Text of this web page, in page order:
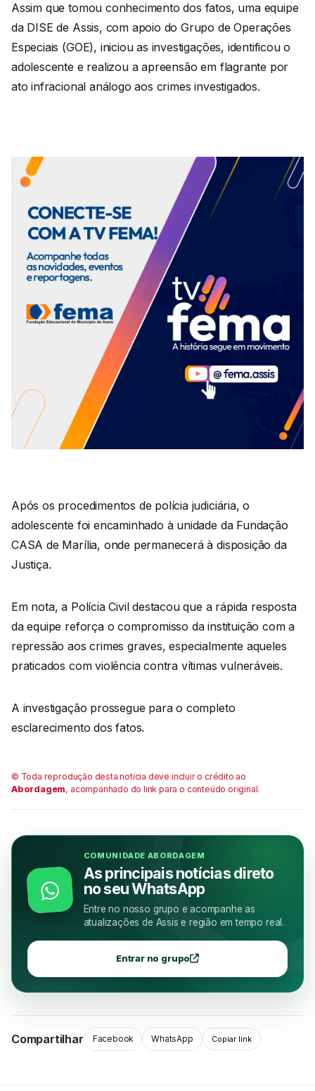
Assim que tomou conhecimento dos fatos, uma equipe
da DISE de Assis, com apoio do Grupo de Operações
Especiais (GOE), iniciou as investigações, identificou o
adolescente e realizou a apreensão em flagrante por
ato infracional análogo aos crimes investigados.
Após os procedimentos de polícia judiciária, o
adolescente foi encaminhado à unidade da Fundação
CASA de Marília, onde permanecerá à disposição da
Justiça.
Em nota, a Polícia Civil destacou que a rápida resposta
da equipe reforça o compromisso da instituição com a
repressão aos crimes graves, especialmente aqueles
praticados com violência contra vítimas vulneráveis.
A investigação prossegue para o completo
esclarecimento dos fatos.
© Toda reprodução desta notícia deve incluir o crédito ao
Abordagem, acompanhado do link para o conteúdo original.
COMUNIDADE ABORDAGEM
As principais notícias direto
no seu WhatsApp
Entre no nosso grupo e acompanhe as
atualizações de Assis e região em tempo real.
Entrar no grupo
Compartilhar Facebook WhatsApp Copiar link